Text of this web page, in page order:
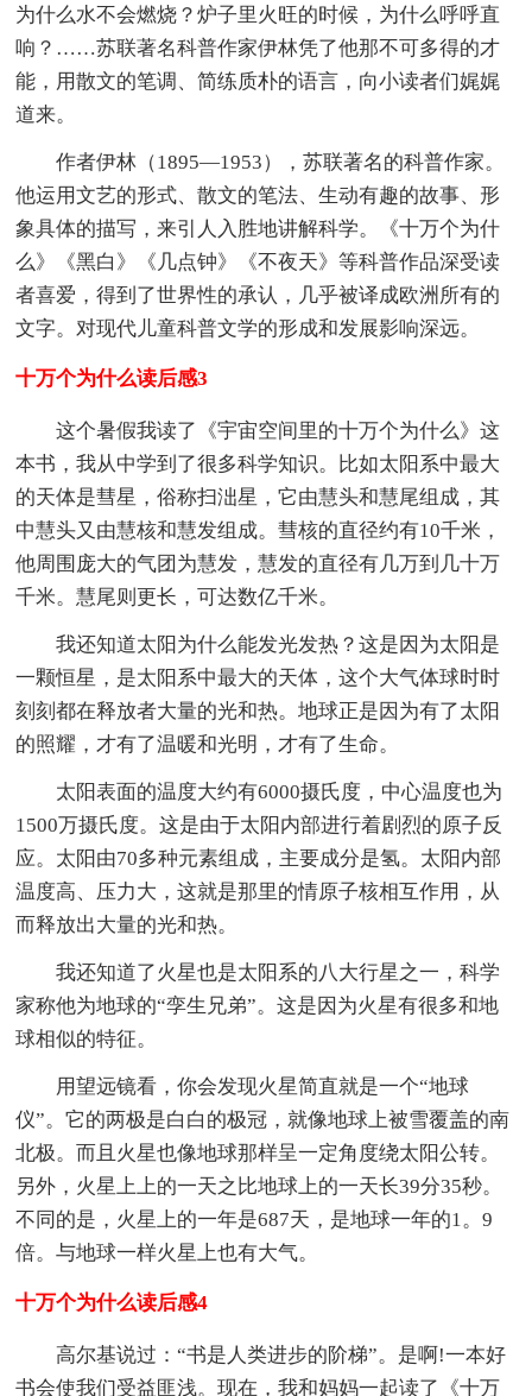
为什么水不会燃烧？炉子里火旺的时候，为什么呼呼直
响？……苏联著名科普作家伊林凭了他那不可多得的才
能，用散文的笔调、简练质朴的语言，向小读者们娓娓
道来。
作者伊林（1895—1953），苏联著名的科普作家。
他运用文艺的形式、散文的笔法、生动有趣的故事、形
象具体的描写，来引人入胜地讲解科学。《十万个为什
么》《黑白》《几点钟》《不夜天》等科普作品深受读
者喜爱，得到了世界性的承认，几乎被译成欧洲所有的
文字。对现代儿童科普文学的形成和发展影响深远。
十万个为什么读后感3
这个暑假我读了《宇宙空间里的十万个为什么》这
本书，我从中学到了很多科学知识。比如太阳系中最大
的天体是彗星，俗称扫泏星，它由慧头和慧尾组成，其
中慧头又由慧核和慧发组成。彗核的直径约有10千米，
他周围庞大的气团为慧发，慧发的直径有几万到几十万
千米。慧尾则更长，可达数亿千米。
我还知道太阳为什么能发光发热？这是因为太阳是
一颗恒星，是太阳系中最大的天体，这个大气体球时时
刻刻都在释放者大量的光和热。地球正是因为有了太阳
的照耀，才有了温暖和光明，才有了生命。
太阳表面的温度大约有6000摄氏度，中心温度也为
1500万摄氏度。这是由于太阳内部进行着剧烈的原子反
应。太阳由70多种元素组成，主要成分是氢。太阳内部
温度高、压力大，这就是那里的情原子核相互作用，从
而释放出大量的光和热。
我还知道了火星也是太阳系的八大行星之一，科学
家称他为地球的“孪生兄弟”。这是因为火星有很多和地
球相似的特征。
用望远镜看，你会发现火星简直就是一个“地球
仪”。它的两极是白白的极冠，就像地球上被雪覆盖的南
北极。而且火星也像地球那样呈一定角度绕太阳公转。
另外，火星上上的一天之比地球上的一天长39分35秒。
不同的是，火星上的一年是687天，是地球一年的1。9
倍。与地球一样火星上也有大气。
十万个为什么读后感4
高尔基说过：“书是人类进步的阶梯”。是啊!一本好
书会使我们受益匪浅。现在，我和妈妈一起读了《十万